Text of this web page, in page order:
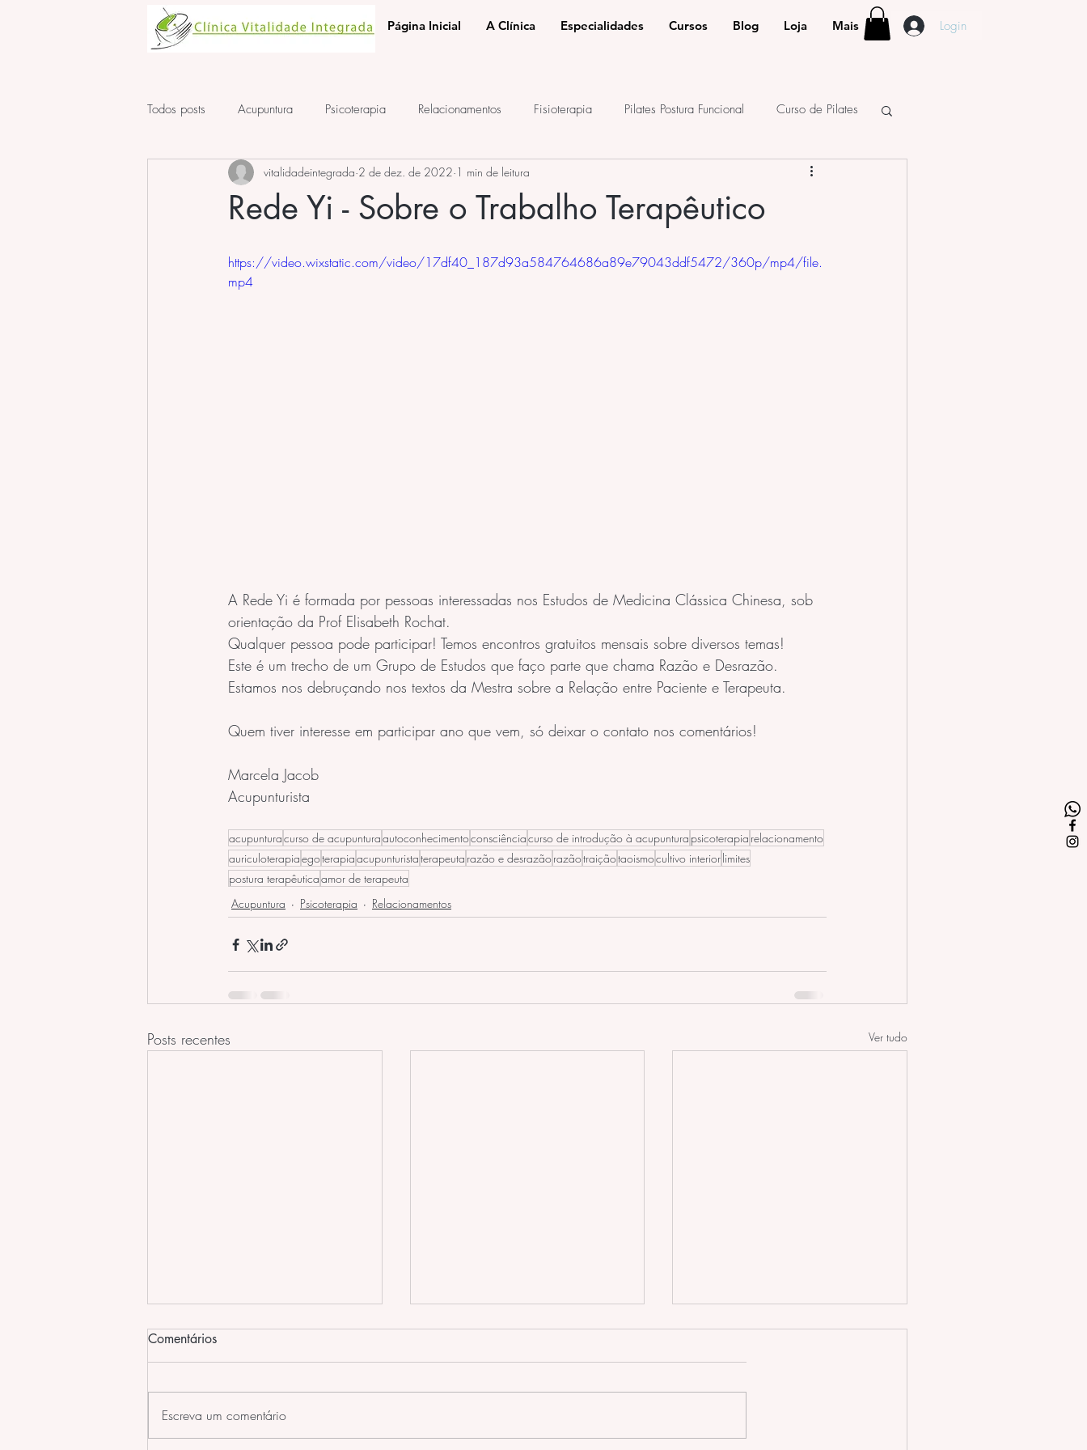
Página Inicial A Clínica Especialidades Cursos Blog Loja Mais Login
Todos posts Acupuntura Psicoterapia Relacionamentos Fisioterapia Pilates Postura Funcional Curso de Pilates
Aula de Acupuntura ansiedade ponto de acupuntura
Rede Yi - Sobre o Trabalho Terapêutico
vitalidadeintegrada 2 de dez. de 2022 1 min de leitura
https://video.wixstatic.com/video/17df40_187d93a584764686a89e79043ddf5472/360p/mp4/file.
mp4
A Rede Yi é formada por pessoas interessadas nos Estudos de Medicina Clássica Chinesa, sob
orientação da Prof Elisabeth Rochat.
Qualquer pessoa pode participar! Temos encontros gratuitos mensais sobre diversos temas!
Este é um trecho de um Grupo de Estudos que faço parte que chama Razão e Desrazão.
Estamos nos debruçando nos textos da Mestra sobre a Relação entre Paciente e Terapeuta.
Quem tiver interesse em participar ano que vem, só deixar o contato nos comentários!
Marcela Jacob
Acupunturista
acupunturacurso de acupunturaautoconhecimentoconsciênciacurso de introdução à acupuntura psicoterapia relacionamento
auriculoterapiaegoterapiaacupunturistaterapeuta razão e desrazãorazãotraiçãotaoismocultivo interiorlimites
postura terapêuticaamor de terapeuta
Acupuntura
Psicoterapia Relacionamentos
Posts recentes Ver tudo
Formas de Manipular as
Comentários
Escreva um comentário